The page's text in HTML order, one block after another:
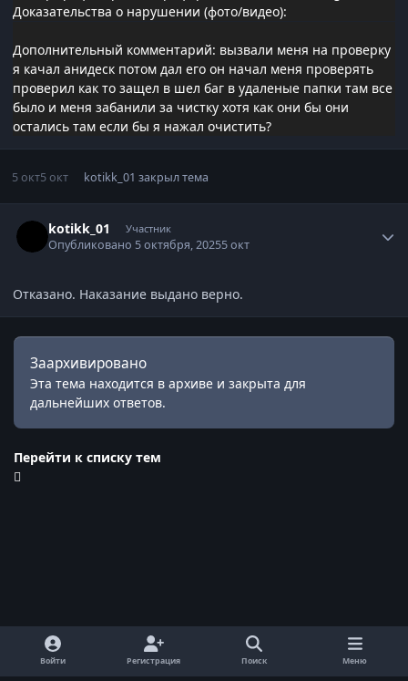
Доказательства о нарушении (фото/видео):
Дополнительный комментарий: вызвали меня на проверку
я качал анидеск потом дал его он начал меня проверять
проверил как то защел в шел баг в удаленые папки там все
было и меня забанили за чистку хотя как они бы они
остались там если бы я нажал очистить?
5 окт5 окт kotikk_01 закрыл тема
kotikk_01 Участник
Опубликовано 5 октября, 20255 окт
Отказано. Наказание выдано верно.
Заархивировано
Эта тема находится в архиве и закрыта для
дальнейших ответов.
Перейти к списку тем
Войти Регистрация Поиск Меню